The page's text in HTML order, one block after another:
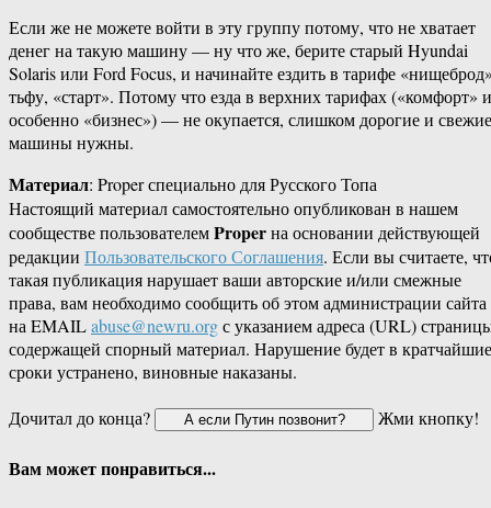
Если же не можете войти в эту группу потому, что не хватает
денег на такую машину — ну что же, берите старый Hyundai
Solaris или Ford Focus, и начинайте ездить в тарифе
тьфу, «старт». Потому что езда в верхних тарифах («комфорт» и
особенно «бизнес») — не окупается, слишком дорогие и свежие
машины нужны.
Материал: Proper специально для Русского Топа
Настоящий материал самостоятельно опубликован в нашем
сообществе пользователемProperна основании действующей
редакции Пользовательского Соглашения. Если вы считаете,
такая публикация нарушает ваши авторские и/или смежные
права, вам необходимо сообщить об этом администрации сайта
на EMAILabuse@newru.orgс указанием адреса (URL)
содержащей спорный материал. Нарушение будет в кратчайшие
сроки устранено, виновные наказаны.
Дочитал до конца?
Жми кнопку!
Вам может понравиться...